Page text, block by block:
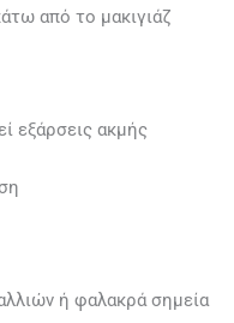
από το μακιγιάζ
εξάρσεις ακμής
ή φαλακρά σημεία